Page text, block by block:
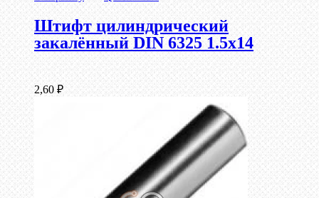
Штифт цилиндрический
закалённый DIN 6325 1.5х14
2,60 ₽